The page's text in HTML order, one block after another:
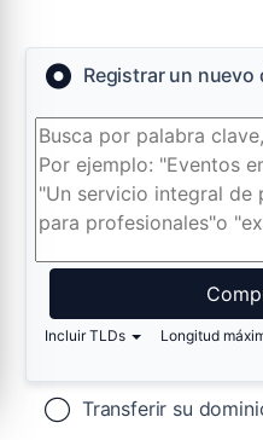
Registrar un nuevo
Incluir TLDs Longitud
Transferir su